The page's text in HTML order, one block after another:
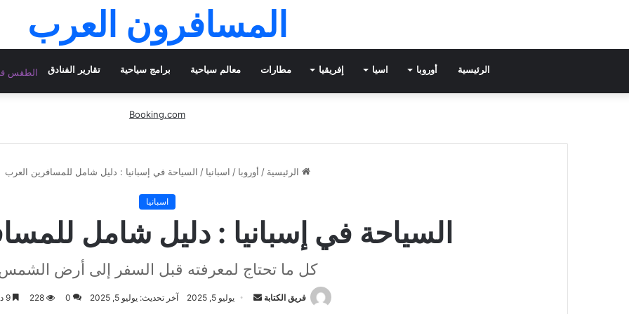
المسافرون العرب
الرئيسية أوروبا اسيا إفريقيا مطارات معالم سياحية برامج سياحية تقارير الفنادق الطقس
Booking.com
الرئيسية / أوروبا / اسبانيا / السياحة في إسبانيا : دليل شامل للمسافرين العرب
اسبانيا
السياحة في إسبانيا : دليل شامل
كل ما تحتاج لمعرفته قبل السفر إلى أرض
فريق الكتابة
أرسليوليو 5, 2025 آخر تحديث: يوليو 5, 2025 0
228 9 دقائق